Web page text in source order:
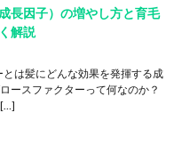
長因子）の増やし方と育毛
解説
とは髪にどんな効果を発揮する成
ースファクターって何なのか？
[…]